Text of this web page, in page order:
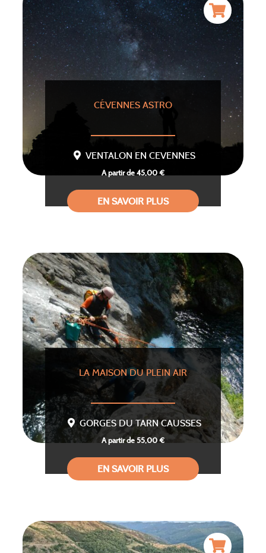
CÉVENNES ASTRO
VENTALON EN CEVENNES
A partir de 45,00 €
EN SAVOIR PLUS
LA MAISON DU PLEIN AIR
GORGES DU TARN CAUSSES
A partir de 55,00 €
EN SAVOIR PLUS